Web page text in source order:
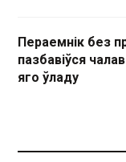
Пераемнік без
пазбавіўся
яго ўладу